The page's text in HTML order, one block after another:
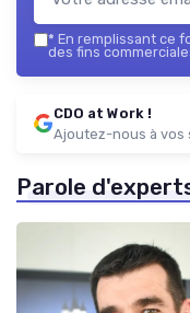
* En remplissant ce
des fins
CDO at Work !
Ajoutez-nous à vos
Parole